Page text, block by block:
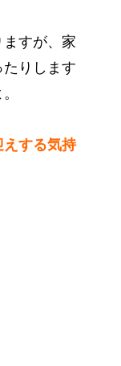
すが、家
りします
えする気持